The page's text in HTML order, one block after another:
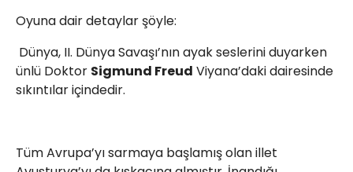
Oyuna dair detaylar şöyle:
Dünya, II. Dünya Savaşı’nın ayak seslerini duyarken
ünlü Doktor Sigmund Freud Viyana’daki dairesinde
sıkıntılar içindedir.
Tüm Avrupa’yı sarmaya başlamış olan illet